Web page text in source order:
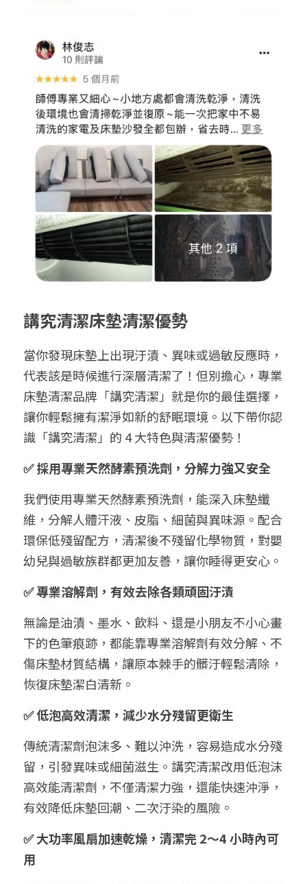
講究清潔床墊清潔優勢
當你發現床墊上出現汙漬、異味或過敏反應時，
代表該是時候進行深層清潔了！但別擔心，專業
床墊清潔品牌「講究清潔」就是你的最佳選擇，
讓你輕鬆擁有潔淨如新的舒眠環境。以下帶你認
識「講究清潔」的 4 大特色與清潔優勢！
✅ 採用專業天然酵素預洗劑，分解力強又安全
我們使用專業天然酵素預洗劑，能深入床墊纖
維，分解人體汗液、皮脂、細菌與異味源。配合
環保低殘留配方，清潔後不殘留化學物質，對嬰
幼兒與過敏族群都更加友善，讓你睡得更安心。
✅ 專業溶解劑，有效去除各類頑固汙漬
無論是油漬、墨水、飲料、還是小朋友不小心畫
下的色筆痕跡，都能靠專業溶解劑有效分解、不
傷床墊材質結構，讓原本棘手的髒汙輕鬆清除，
恢復床墊潔白清新。
✅ 低泡高效清潔，減少水分殘留更衛生
傳統清潔劑泡沫多、難以沖洗，容易造成水分殘
留，引發異味或細菌滋生。講究清潔改用低泡沫
高效能清潔劑，不僅清潔力強，還能快速沖淨，
有效降低床墊回潮、二次汙染的風險。
✅ 大功率風扇加速乾燥，清潔完 2～4 小時內可
用